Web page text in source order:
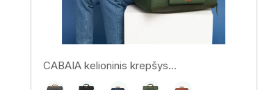
CABAIA kelioninis krepšys...